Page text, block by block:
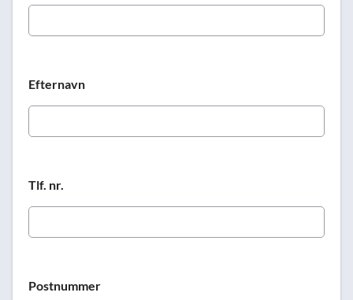
Efternavn
Tlf. nr.
Postnummer